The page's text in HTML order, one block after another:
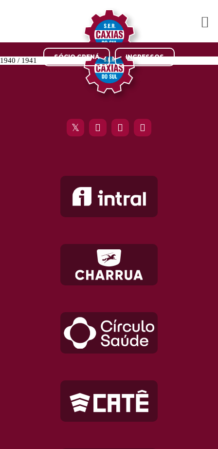
SÓCIO GRENÁ INGRESSOS
1940 / 1941